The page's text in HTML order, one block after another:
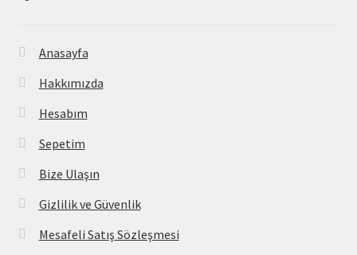
Anasayfa
Hakkımızda
Hesabım
Sepetim
Bize Ulaşın
Gizlilik ve Güvenlik
Mesafeli Satış Sözleşmesi